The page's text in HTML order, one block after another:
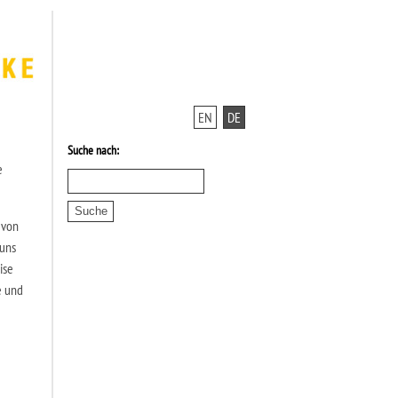
und
EN DE
Suche nach: